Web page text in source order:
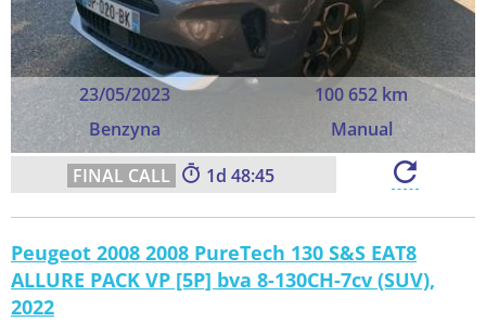
23/05/2023
100 652 km
Benzyna
Manual
1
48:44
Peugeot 2008 2008 PureTech 130 S&S EAT8
ALLURE PACK VP [5P] bva 8-130CH-7cv (SUV),
2022